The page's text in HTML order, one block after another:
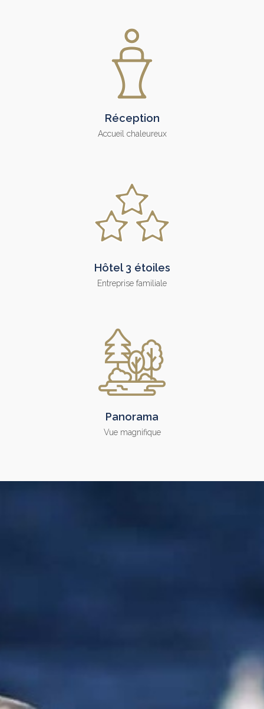
Réception
Accueil chaleureux
Hôtel 3 étoiles
Entreprise familiale
Panorama
Vue magnifique